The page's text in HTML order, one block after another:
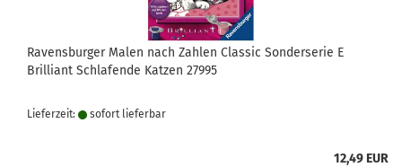
Ravensburger Malen nach Zahlen Classic Sonderserie E
Brilliant Schlafende Katzen 27995
Lieferzeit: sofort lie­fer­bar
12,49 EUR